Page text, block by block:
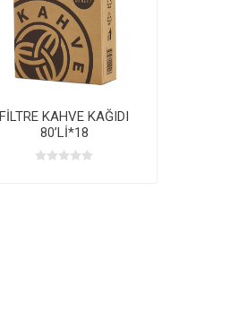
FİLTRE KAHVE KAĞIDI
80’Lİ*18